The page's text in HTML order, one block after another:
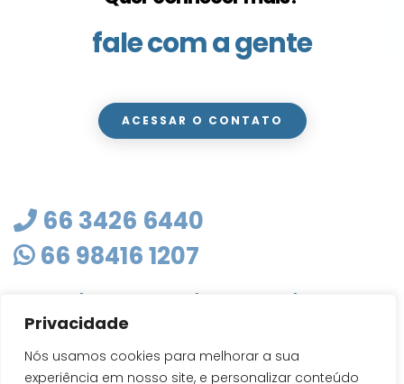
Privacidade
Nós usamos cookies para melhorar a sua
experiência em nosso site, e personalizar conteúdo
fale com a gente
ACESSAR O CONTATO
66 3426 6440
66 98416 1207
masterclean@mastercleanmt.com.br
Rua Sete de Setembro, 103 - Vila Birigui
CEP 78705-010
Rondonópolis - MT